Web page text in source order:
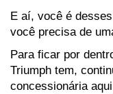
E aí, você é
você precisa de
Para ficar por
Triumph tem,
concessionária